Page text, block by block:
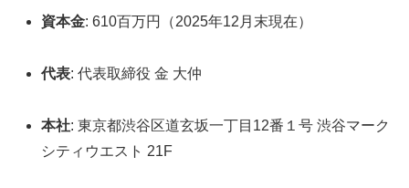
資本金: 610百万円（2025年12月末現在）
代表: 代表取締役 金 大仲
本社: 東京都渋谷区道玄坂一丁目12番１号 渋谷マーク
シティウエスト 21F